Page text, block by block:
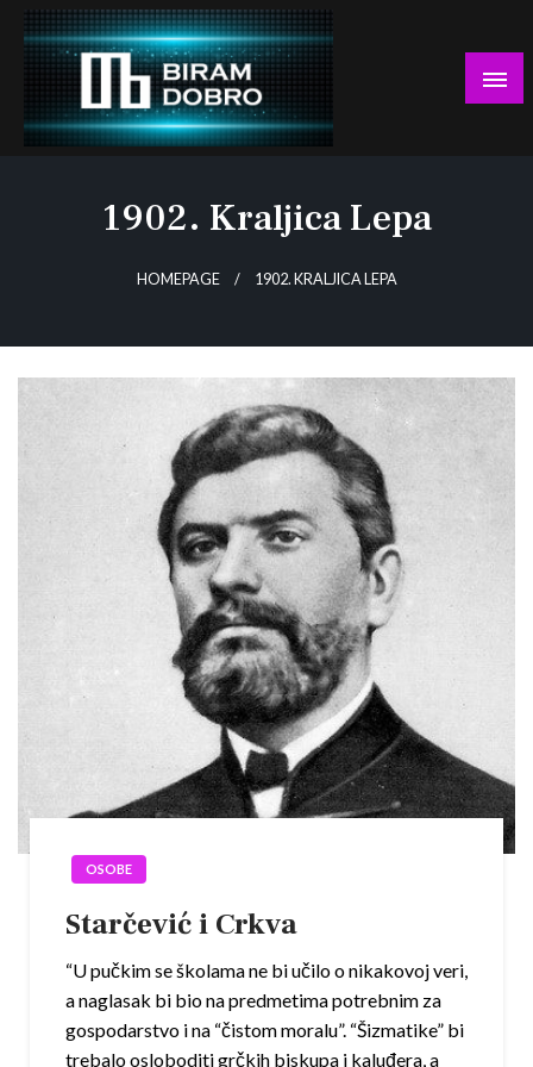
Skip
content
1902. Kraljica Lepa
HOMEPAGE 1902. KRALJICA LEPA
OSOBE
Starčević i Crkva
“U pučkim se školama ne bi učilo o nikakovoj veri,
a naglasak bi bio na predmetima potrebnim za
gospodarstvo i na “čistom moralu”. “Šizmatike” bi
trebalo osloboditi grčkih biskupa i kaluđera, a